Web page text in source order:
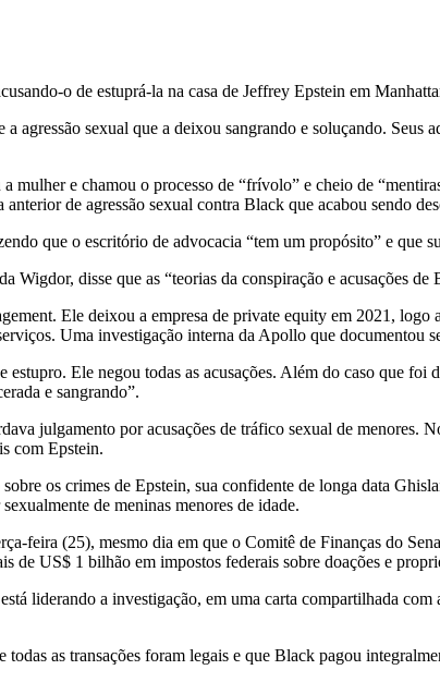
o de estuprá-la na casa de Jeffrey Epstein em
agressão sexual que a deixou sangrando e soluçando.
mulher e chamou o processo de “frívolo” e cheio de
de agressão sexual contra Black que acabou sendo
que o escritório de advocacia “tem um propósito” e que
Wigdor, disse que as “teorias da conspiração e acusações
Ele deixou a empresa de private equity em 2021, logo
Uma investigação interna da Apollo que documentou
Ele negou todas as acusações. Além do caso que
e sangrando”.
julgamento por acusações de tráfico sexual de menores.
com Epstein.
os crimes de Epstein, sua confidente de longa data
de meninas menores de idade.
feira (25), mesmo dia em que o Comitê de Finanças do
de US$ 1 bilhão em impostos federais sobre doações e
liderando a investigação, em uma carta compartilhada com
todas as transações foram legais e que Black pagou